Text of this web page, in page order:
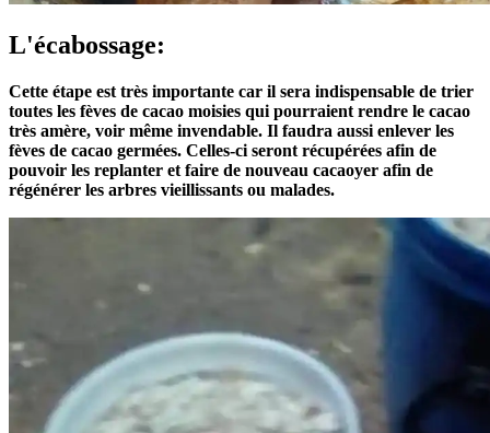
L'écabossage:
Cette étape est très importante car il sera indispensable de trier
toutes les fèves de cacao moisies qui pourraient rendre le cacao
très amère, voir même invendable. Il faudra aussi enlever les
fèves de cacao germées. Celles-ci seront récupérées afin de
pouvoir les replanter et faire de nouveau cacaoyer afin de
régénérer les arbres vieillissants ou malades.